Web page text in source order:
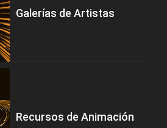
Galerías de Artistas
Recursos de Animación